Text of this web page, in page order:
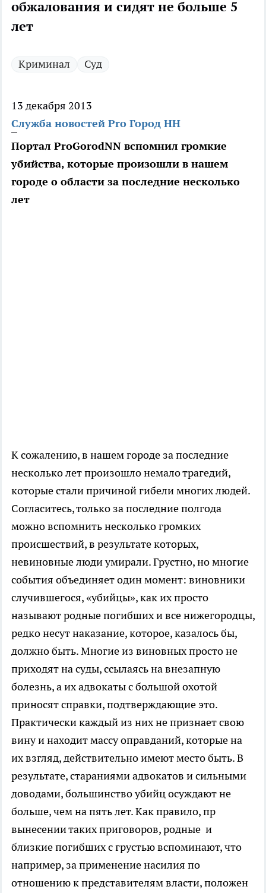
обжалования и сидят не больше 5
лет
Криминал Суд
13 декабря 2013
Служба новостей Pro Город НН
Портал ProGorodNN вспомнил громкие
убийства, которые произошли в нашем
городе о области за последние несколько
лет
К сожалению, в нашем городе за последние
несколько лет произошло немало трагедий,
которые стали причиной гибели многих людей.
Согласитесь, только за последние полгода
можно вспомнить несколько громких
происшествий, в результате которых,
невиновные люди умирали. Грустно, но многие
события объединяет один момент: виновники
случившегося, «убийцы», как их просто
называют родные погибших и все нижегородцы,
редко несут наказание, которое, казалось бы,
должно быть. Многие из виновных просто не
приходят на суды, ссылаясь на внезапную
болезнь, а их адвокаты с большой охотой
приносят справки, подтверждающие это.
Практически каждый из них не признает свою
вину и находит массу оправданий, которые на
их взгляд, действительно имеют место быть. В
результате, стараниями адвокатов и сильными
доводами, большинство убийц осуждают не
больше, чем на пять лет. Как правило, пр
вынесении таких приговоров, родные и
близкие погибших с грустью вспоминают, что
например, за применение насилия по
отношению к представителям власти, положен